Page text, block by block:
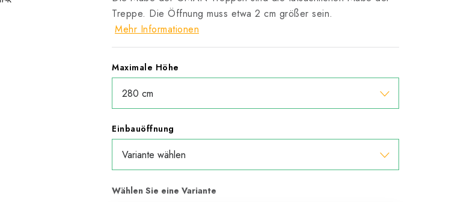
Treppe. Die Öffnung muss etwa 2 cm größer sein.
Mehr Informationen
Maximale Höhe
Einbauöffnung